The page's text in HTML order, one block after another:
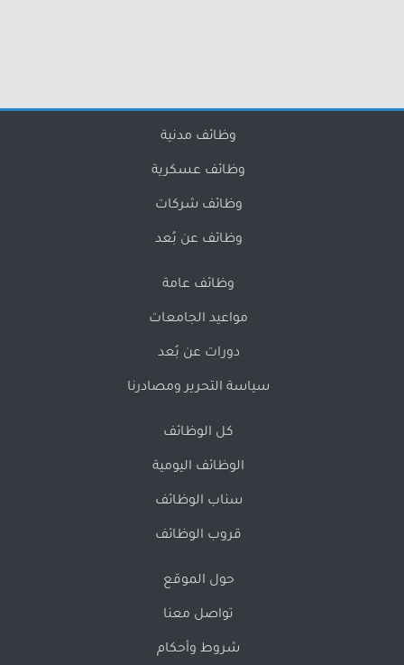
وظائف مدنية
وظائف عسكرية
وظائف شركات
وظائف عن بُعد
وظائف عامة
مواعيد الجامعات
دورات عن بُعد
سياسة التحرير ومصادرنا
كل الوظائف
الوظائف اليومية
سناب الوظائف
قروب الوظائف
حول الموقع
تواصل معنا
شروط وأحكام